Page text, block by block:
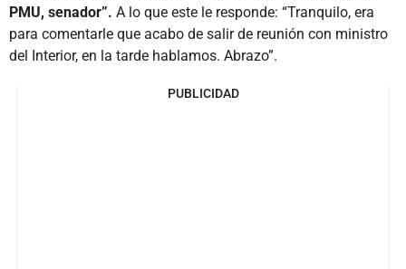
PMU, senador”. A lo que este le responde: “Tranquilo, era
para comentarle que acabo de salir de reunión con ministro
del Interior, en la tarde hablamos. Abrazo”.
PUBLICIDAD